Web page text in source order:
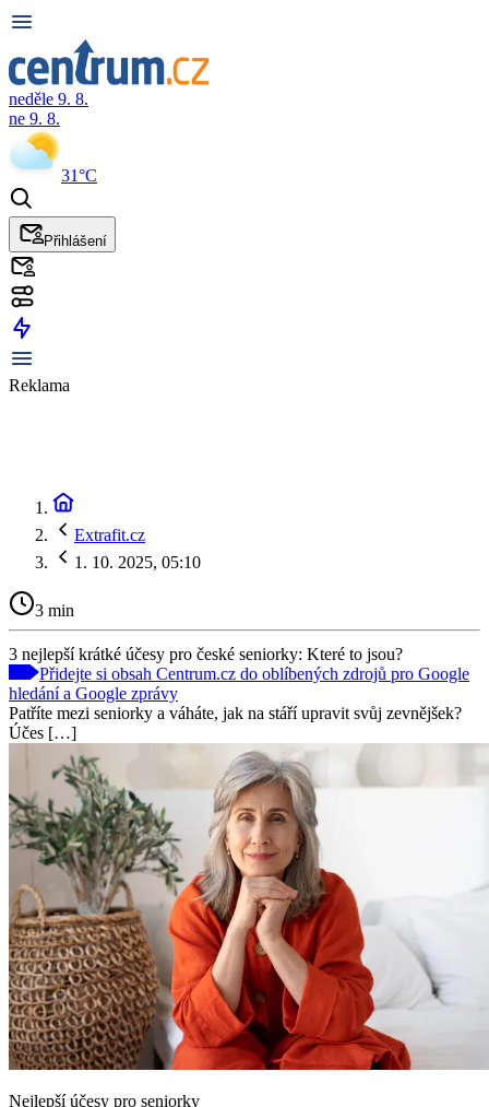
neděle 9. 8.
ne 9. 8.
31°C
Přihlášení
Reklama
Extrafit.cz
1. 10. 2025, 05:10
3 min
3 nejlepší krátké účesy pro české seniorky: Které to jsou?
Přidejte si obsah Centrum.cz do oblíbených zdrojů pro Google
hledání a Google zprávy
Patříte mezi seniorky a váháte, jak na stáří upravit svůj zevnějšek?
Účes […]
Nejlepší účesy pro seniorky